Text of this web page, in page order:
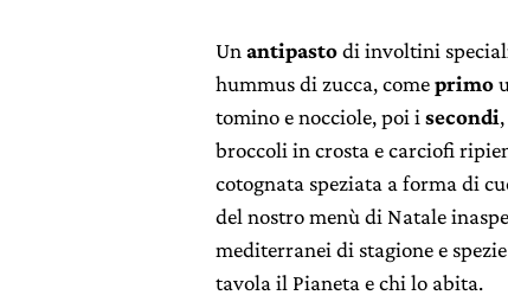
Un antipastodi involtini
hummus di zucca, comeprimo
tomino e nocciole, poi i secondi
broccoli in crosta e carciofi
cotognata speziata a forma di
del nostro menù di Natale
mediterranei di stagione e
tavola il Pianeta e chi lo abita.